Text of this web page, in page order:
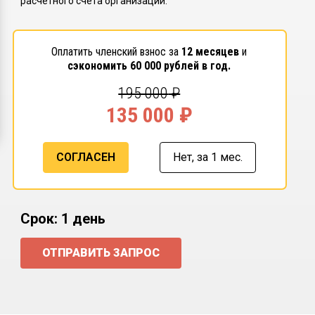
Оплатить членский взнос за 12 месяцеви
сэкономить 60 000 рублей в год.
195 000₽
135 000 ₽
СОГЛАСЕН Нет, за 1 мес.
Срок: 1 день
ОТПРАВИТЬ ЗАПРОС